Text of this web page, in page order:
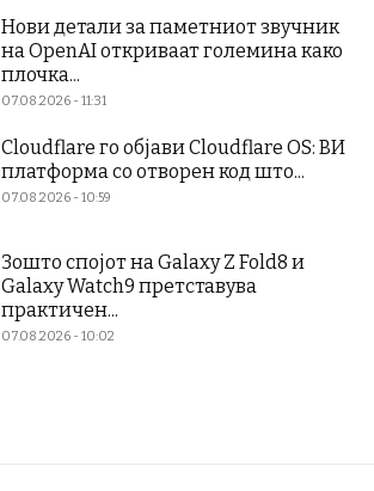
Нови детали за паметниот звучник
на OpenAI откриваат големина како
плочка...
07.08.2026 - 11:31
Cloudflare го објави Cloudflare OS: ВИ
платформа со отворен код што...
07.08.2026 - 10:59
Зошто спојот на Galaxy Z Fold8 и
Galaxy Watch9 претставува
практичен...
07.08.2026 - 10:02